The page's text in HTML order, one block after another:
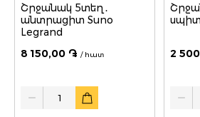
Շրջանակ 5տեղ․
անտրացիտ Suno
Legrand
8 150,00 ֏ / հատ
Quantity
2
Quantity